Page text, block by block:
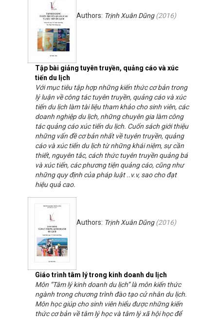
Tập bài giảng tuyên truyền, quảng cáo và xúc
tiến du lịch
Authors: Trịnh Xuân Dũng(2016)
Với mục tiêu tập hợp những kiến thức cơ bản trong
lý luận về công tác tuyên truyền, quảng cáo và xúc
tiến du lịch làm tài liệu tham khảo cho sinh viên, các
doanh nghiệp du lịch, những chuyên gia làm công
tác quảng cáo xúc tiến du lịch. Cuốn sách giới thiệu
những vấn đề cơ bản nhất về tuyên truyền, quảng
cáo và xúc tiến du lịch từ những khái niệm, sự cần
thiết, nguyên tắc, cách thức tuyên truyền quảng bá
và xúc tiến, các phương tiện quảng cáo, cũng như
những quy định của pháp luật ..v.v, sao cho đạt
hiệu quả cao.
Giáo trình tâm lý trong kinh doanh du lịch
Authors: Trịnh Xuân Dũng(2016)
Môn “Tâm lý kinh doanh du lịch” là môn kiến thức
ngành trong chương trình đào tạo cử nhân du lịch.
Môn học giúp cho sinh viên hiểu được những kiến
thức cơ bản về tâm lý học và tâm lý xã hội học để